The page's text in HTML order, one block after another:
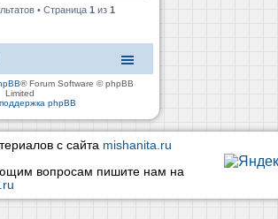
• Страница1 из1
® Forum Software © phpBB
Limited
phpBB
с сайта mishanita.ru
вопросам пишите нам на